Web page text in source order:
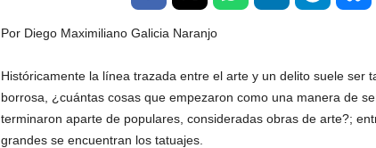
Por Diego Maximiliano Galicia Naranjo
Históricamente la línea trazada entre el arte y un delito suele ser
borrosa, ¿cuántas cosas que empezaron como una manera de
terminaron aparte de populares, consideradas obras de arte?;
grandes se encuentran los tatuajes.